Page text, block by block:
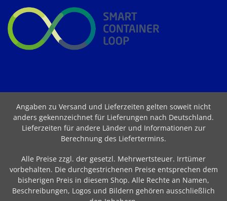
Angaben zu Versand und Lieferzeiten gelten soweit nicht
anders gekennzeichnet für Lieferungen nach Deutschland.
Lieferzeiten für andere Länder und Informationen zur
Berechnung des Liefertermins.
Alle Preise zzgl. der gesetzl. Mehrwertsteuer. Irrtümer
vorbehalten. Die durchgestrichenen Preise entsprechen dem
bisherigen Preis in diesem Shop. Alle Rechte an Namen,
Beschreibungen, Logos und Bildern gehören ausschließlich